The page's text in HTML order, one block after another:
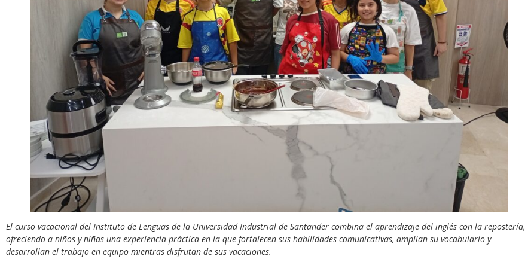
El curso vacacional del Instituto de Lenguas de la Universidad Industrial de Santander combina el aprendizaje del inglés con la repostería,
ofreciendo a niños y niñas una experiencia práctica en la que fortalecen sus habilidades comunicativas, amplían su vocabulario y
desarrollan el trabajo en equipo mientras disfrutan de sus vacaciones.